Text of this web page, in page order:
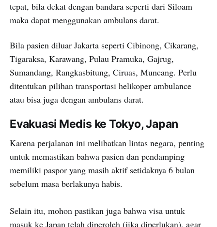
tepat, bila dekat dengan bandara seperti dari Siloam
maka dapat menggunakan ambulans darat.
Bila pasien diluar Jakarta seperti Cibinong, Cikarang,
Tigaraksa, Karawang, Pulau Pramuka, Gajrug,
Sumandang, Rangkasbitung, Ciruas, Muncang. Perlu
ditentukan pilihan transportasi helikoper ambulance
atau bisa juga dengan ambulans darat.
Evakuasi Medis ke Tokyo, Japan
Karena perjalanan ini melibatkan lintas negara, penting
untuk memastikan bahwa pasien dan pendamping
memiliki paspor yang masih aktif setidaknya 6 bulan
sebelum masa berlakunya habis.
Selain itu, mohon pastikan juga bahwa visa untuk
masuk ke Japan telah diperoleh (jika diperlukan), agar